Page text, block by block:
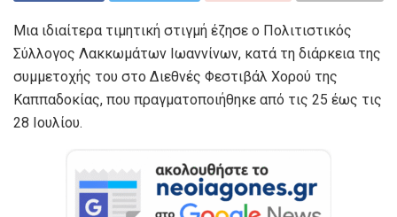
Μια ιδιαίτερα τιμητική στιγμή έζησε ο Πολιτιστικός
Σύλλογος Λακκωμάτων Ιωαννίνων, κατά τη διάρκεια της
συμμετοχής του στο Διεθνές Φεστιβάλ Χορού της
Καππαδοκίας, που πραγματοποιήθηκε από τις 25 έως τις
28 Ιουλίου.